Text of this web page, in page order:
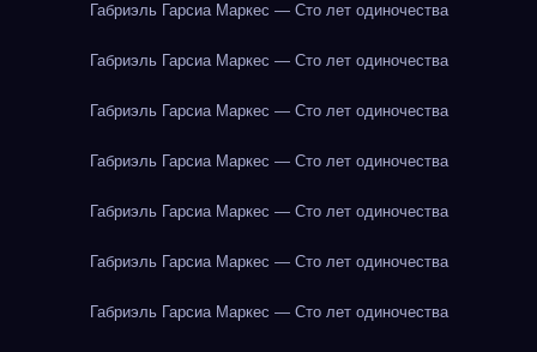
Габриэль Гарсиа Маркес — Сто лет одиночества
Габриэль Гарсиа Маркес — Сто лет одиночества
Габриэль Гарсиа Маркес — Сто лет одиночества
Габриэль Гарсиа Маркес — Сто лет одиночества
Габриэль Гарсиа Маркес — Сто лет одиночества
Габриэль Гарсиа Маркес — Сто лет одиночества
Габриэль Гарсиа Маркес — Сто лет одиночества